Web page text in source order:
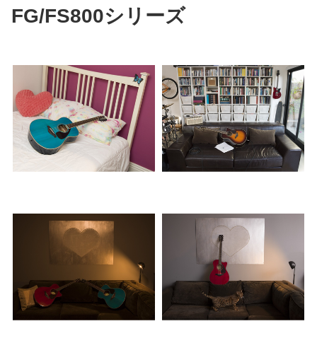
リ
FG/FS800シリーズ